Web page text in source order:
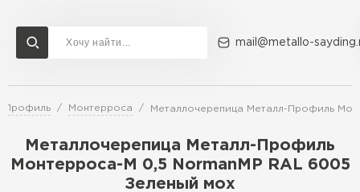
mail@metallo-
Профиль Монтерроса Металлочерепица Металл-Профиль
Металлочерепица Металл-Профиль
Монтерроса-M 0,5 NormanMP RAL 6005
Зеленый мох
Доставка и оплата Акции О компании Контакты
Перейти в каталог